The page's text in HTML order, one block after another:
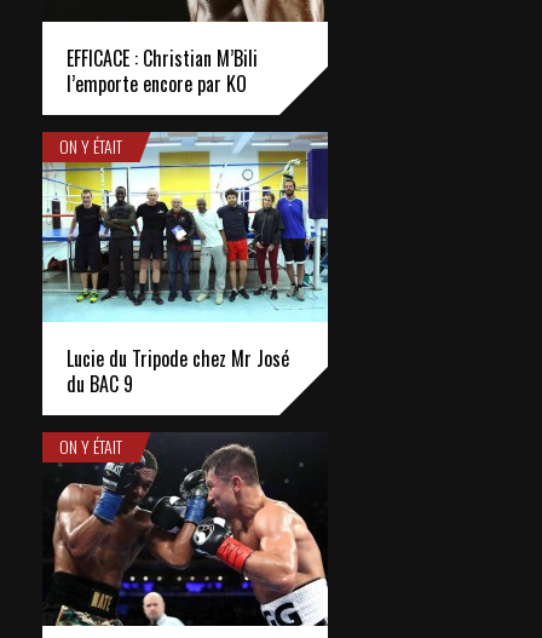
EFFICACE : Christian M’Bili
l’emporte encore par KO
ON Y ÉTAIT
Lucie du Tripode chez Mr José
du BAC 9
ON Y ÉTAIT